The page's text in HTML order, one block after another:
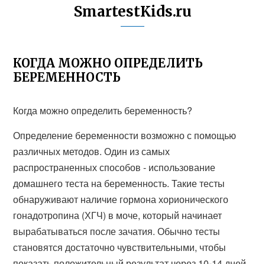
SmartestKids.ru
КОГДА МОЖНО ОПРЕДЕЛИТЬ
БЕРЕМЕННОСТЬ
Когда можно определить беременность?
Определение беременности возможно с помощью
различных методов. Один из самых
распространенных способов - использование
домашнего теста на беременность. Такие тесты
обнаруживают наличие гормона хорионического
гонадотропина (ХГЧ) в моче, который начинает
вырабатываться после зачатия. Обычно тесты
становятся достаточно чувствительными, чтобы